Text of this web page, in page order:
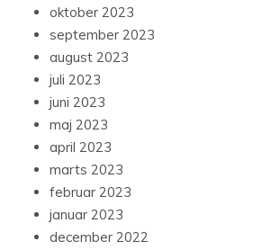
oktober 2023
september 2023
august 2023
juli 2023
juni 2023
maj 2023
april 2023
marts 2023
februar 2023
januar 2023
december 2022